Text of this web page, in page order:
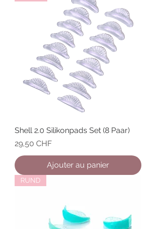
Shell 2.0 Silikonpads Set (8 Paar)
Prix
29,50 CHF
Ajouter au panier
RUND